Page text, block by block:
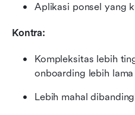
Aplikasi ponsel yang
Kontra:
Kompleksitas lebih
onboarding lebih lama
Lebih mahal